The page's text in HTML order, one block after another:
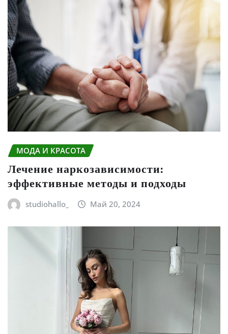
МОДА И КРАСОТА
Лечение наркозависимости:
эффективные методы и подходы
studiohallo_ Май 20, 2024